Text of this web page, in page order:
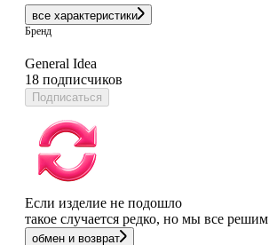
все характеристики
Бренд
General Idea
18 подписчиков
Подписаться
Если изделие не подошло
такое случается редко, но мы все решим
обмен и возврат